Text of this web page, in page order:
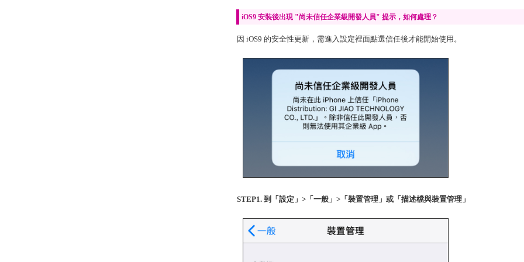
iOS9 安裝後出現 "尚未信任企業級開發人員" 提示，如何處理？
因 iOS9 的安全性更新，需進入設定裡面點選信任後才能開始使用。
STEP1. 到「設定」>「一般」>「裝置管理」或「描述檔與裝置管理」